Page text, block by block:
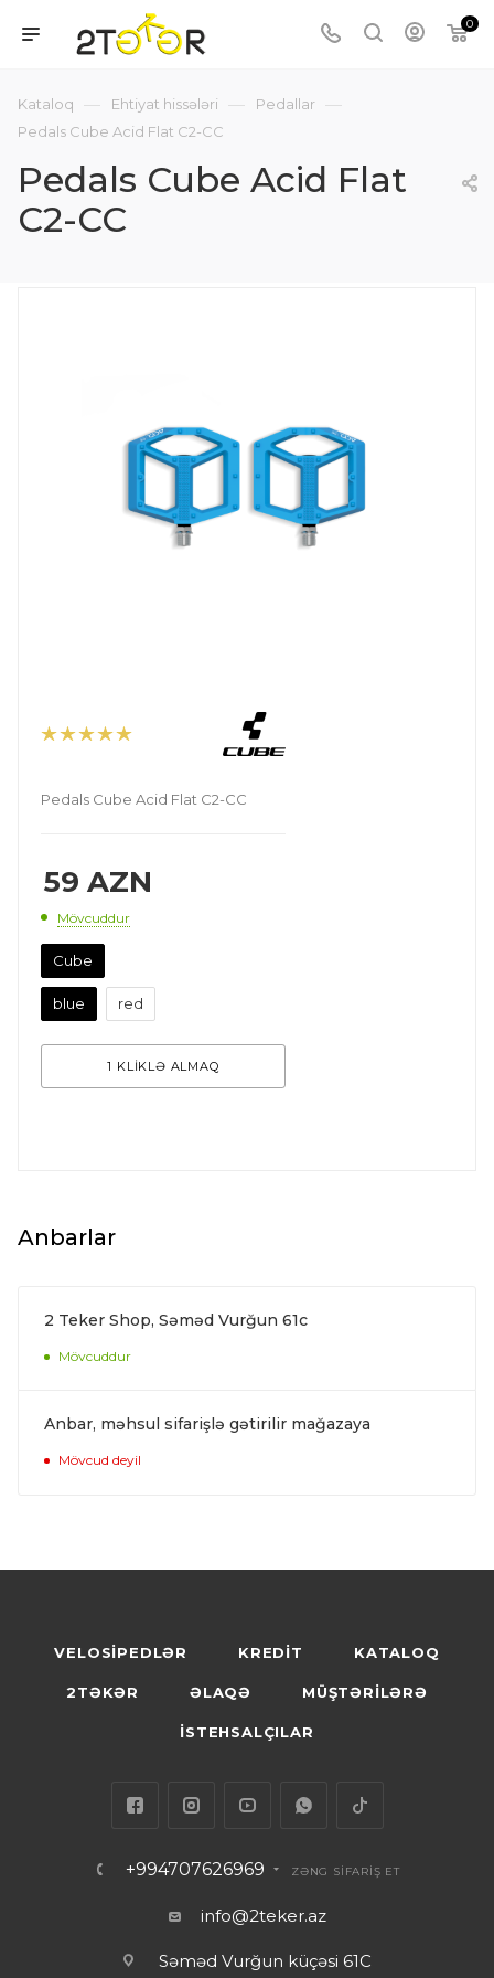
0
Kataloq — Ehtiyat hissələri — Pedallar —
Pedals Cube Acid Flat C2-CC
Pedals Cube Acid Flat
C2-CC
Pedals Cube Acid Flat C2-CC
59 AZN
Mövcuddur
Cube
blue red
1 KLİKLƏ ALMAQ
Anbarlar
2 Teker Shop, Səməd Vurğun 61c
Mövcuddur
Anbar, məhsul sifarişlə gətirilir mağazaya
Mövcud deyil
VELOSİPEDLƏR KREDİT KATALOQ
2TƏKƏR ƏLAQƏ MÜŞTƏRİLƏRƏ
İSTEHSALÇILAR
+994707626969 ZƏNG SİFARİŞ ET
info@2teker.az
Səməd Vurğun küçəsi 61C